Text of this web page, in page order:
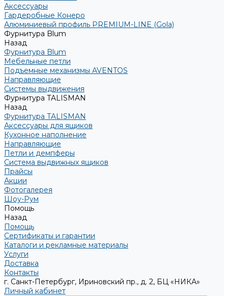
Аксессуары
Гардеробные Конеро
Алюминиевый профиль PREMIUM-LINE (Gola)
Фурнитура Blum
Назад
Фурнитура Blum
Мебельные петли
Подъемные механизмы AVENTOS
Направляющие
Системы выдвижения
Фурнитура TALISMAN
Назад
Фурнитура TALISMAN
Аксессуары для ящиков
Кухонное наполнение
Направляющие
Петли и демпферы
Система выдвижных ящиков
Прайсы
Акции
Фотогалерея
Шоу-Рум
Помощь
Назад
Помощь
Сертификаты и гарантии
Каталоги и рекламные материалы
Услуги
Доставка
Контакты
г. Санкт-Петербург, Ириновский пр., д. 2, БЦ «НИКА»
Личный кабинет